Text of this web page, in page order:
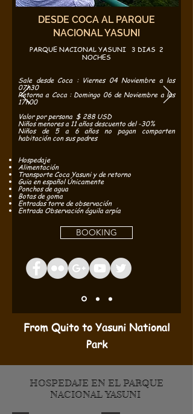
DESDE COCA AL PARQUE
NACIONAL YASUNI
PARQUE NACIONAL YASUNI 3 DIAS 2
NOCHES
Sale desde Coca : Viernes 04 Noviembre a las
07h30
Retorna a Coca : Domingo 06 de Noviembre a las
17h00
Valor por persona $ 288 USD
Niños menores a 11 años descuento del -30%
Niños de 5 a 6 años no pagan comparten
habitación con sus padres
Hospedaje
Alimentación
Transporte Coca Yasuni y de retorno
Guia en español Únicamente
Ponchos de agua
Botas de goma
Entradas torre de observación
Entrada Observación águila arpía
BOOKING
From Quito to Yasuni National
Park
HOSPEDAJE EN EL PARQUE
NACIONAL YASUNI